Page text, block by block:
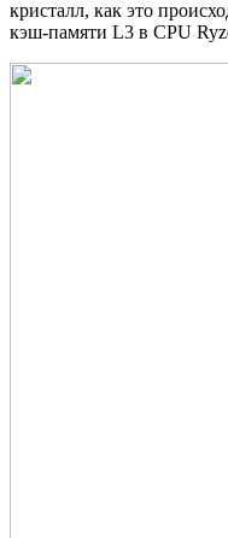
кристалл, как это
кэш-памяти L3 в CPU